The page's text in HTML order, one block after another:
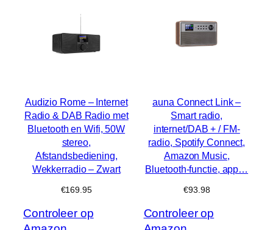
Audizio Rome – Internet
Radio & DAB Radio met
Bluetooth en Wifi, 50W
stereo,
Afstandsbediening,
Wekkerradio – Zwart
€169.95
Controleer op
auna Connect Link –
Smart radio,
internet/DAB + / FM-
radio, Spotify Connect,
Amazon Music,
Bluetooth-functie, app…
€93.98
Controleer op